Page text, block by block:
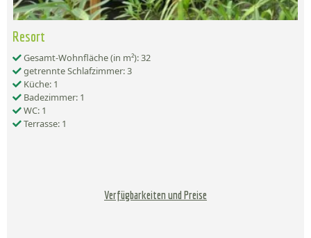
Resort
Gesamt-Wohnfläche (in m²): 32
getrennte Schlafzimmer: 3
Küche: 1
Badezimmer: 1
WC: 1
Terrasse: 1
Verfügbarkeiten und Preise